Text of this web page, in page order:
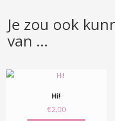
Je zou ook
van …
Hi!
€2.00